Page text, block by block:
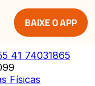
BAIXE O APP
41 74031865
Físicas